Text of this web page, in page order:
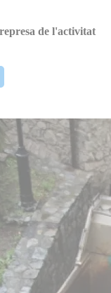
de l'activitat